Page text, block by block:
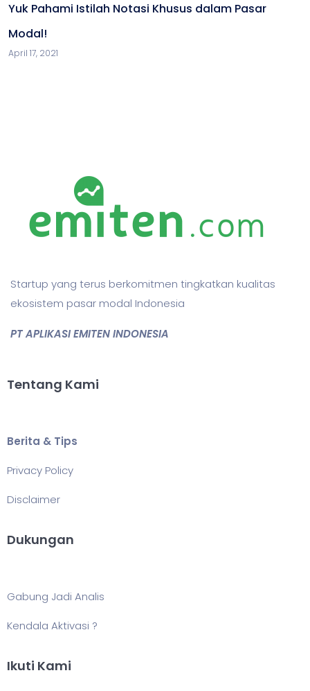
Yuk Pahami Istilah Notasi Khusus dalam Pasar
Modal!
April 17, 2021
Startup yang terus berkomitmen tingkatkan kualitas
ekosistem pasar modal Indonesia
PT APLIKASI EMITEN INDONESIA
Tentang Kami
Berita & Tips
Privacy Policy
Disclaimer
Dukungan
Gabung Jadi Analis
Kendala Aktivasi ?
Ikuti Kami